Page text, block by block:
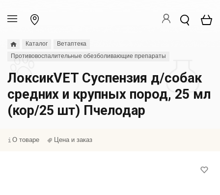
Каталог
Ветаптека
Противовоспалительные обезболивающие препараты
ЛоксикVET Суспензия д/собак
средних и крупных пород, 25 мл
(кор/25 шт) Пчелодар
О товаре Цена и заказ